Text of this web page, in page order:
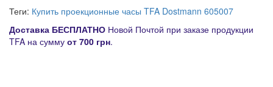
Теги: Купить проекционные часы TFA Dostmann 605007
Доставка БЕСПЛАТНО Новой Почтой при заказе продукции
TFA на сумму от 700 грн.